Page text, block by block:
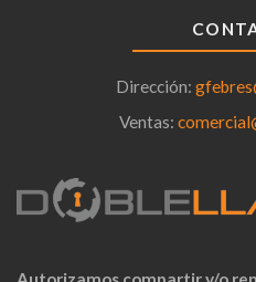
Dirección:
Ventas: